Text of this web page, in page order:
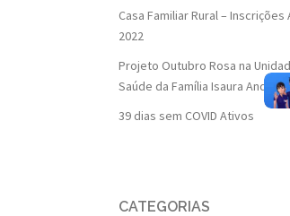
Casa Familiar Rural – Inscrições
2022
Projeto Outubro Rosa na
Saúde da Família Isaura
39 dias sem COVID Ativos
CATEGORIAS